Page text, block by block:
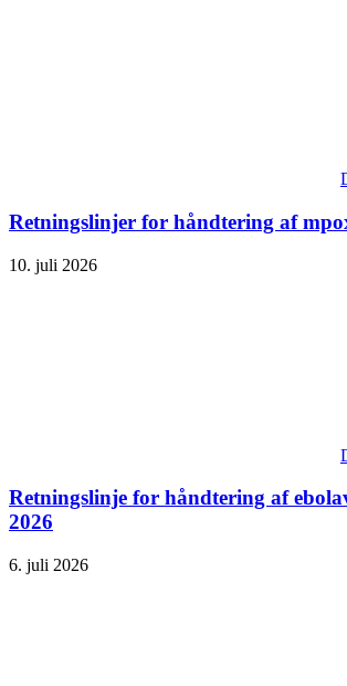
Retningslinjer for håndtering af
10. juli 2026
Retningslinje for håndtering af
2026
6. juli 2026